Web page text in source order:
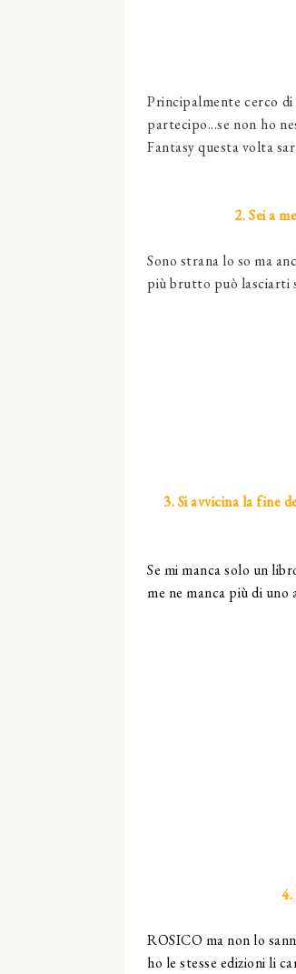
Principalmente cerco
partecipo...se non ho
Fantasy questa volta
2. Sei a
Sono strana lo so ma
più brutto può lasciarti
3. Si avvicina la fine
Se mi manca solo un
me ne manca più di
4.
ROSICO ma non lo
ho le stesse edizioni li